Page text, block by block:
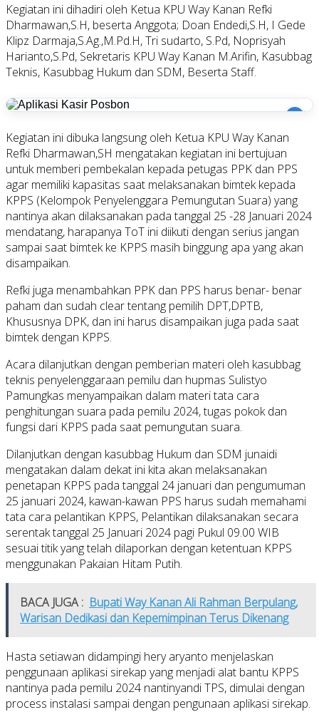
Kegiatan ini dihadiri oleh Ketua KPU Way Kanan Refki
Dharmawan,S.H, beserta Anggota; Doan Endedi,S.H, I Gede
Klipz Darmaja,S.Ag.,M.Pd.H, Tri sudarto, S.Pd, Noprisyah
Harianto,S.Pd, Sekretaris KPU Way Kanan M.Arifin, Kasubbag
Teknis, Kasubbag Hukum dan SDM, Beserta Staff.
i
Kegiatan ini dibuka langsung oleh Ketua KPU Way Kanan
Refki Dharmawan,SH mengatakan kegiatan ini bertujuan
untuk memberi pembekalan kepada petugas PPK dan PPS
agar memiliki kapasitas saat melaksanakan bimtek kepada
KPPS (Kelompok Penyelenggara Pemungutan Suara) yang
nantinya akan dilaksanakan pada tanggal 25 -28 Januari 2024
mendatang, harapanya ToT ini diikuti dengan serius jangan
sampai saat bimtek ke KPPS masih binggung apa yang akan
disampaikan.
Refki juga menambahkan PPK dan PPS harus benar- benar
paham dan sudah clear tentang pemilih DPT,DPTB,
Khususnya DPK, dan ini harus disampaikan juga pada saat
bimtek dengan KPPS.
Acara dilanjutkan dengan pemberian materi oleh kasubbag
teknis penyelenggaraan pemilu dan hupmas Sulistyo
Pamungkas menyampaikan dalam materi tata cara
penghitungan suara pada pemilu 2024, tugas pokok dan
fungsi dari KPPS pada saat pemungutan suara.
Dilanjutkan dengan kasubbag Hukum dan SDM junaidi
mengatakan dalam dekat ini kita akan melaksanakan
penetapan KPPS pada tanggal 24 januari dan pengumuman
25 januari 2024, kawan-kawan PPS harus sudah memahami
tata cara pelantikan KPPS, Pelantikan dilaksanakan secara
serentak tanggal 25 Januari 2024 pagi Pukul 09.00 WIB
sesuai titik yang telah dilaporkan dengan ketentuan KPPS
menggunakan Pakaian Hitam Putih.
BACA JUGA : Bupati Way Kanan Ali Rahman Berpulang,
Warisan Dedikasi dan Kepemimpinan Terus Dikenang
Hasta setiawan didampingi hery aryanto menjelaskan
penggunaan aplikasi sirekap yang menjadi alat bantu KPPS
nantinya pada pemilu 2024 nantinyandi TPS, dimulai dengan
process instalasi sampai dengan pengunaan aplikasi sirekap.